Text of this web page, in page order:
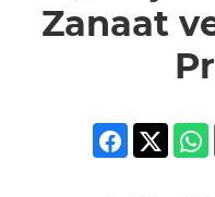
Zanaat